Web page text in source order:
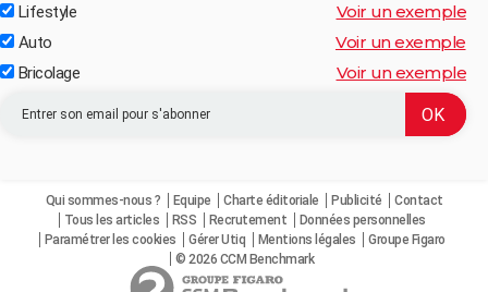
Lifestyle Voir un exemple
Auto Voir un exemple
Bricolage Voir un exemple
Qui sommes-nous ? Equipe Charte éditoriale Publicité
Contact
Tous les articles
RSS Recrutement
Données personnelles
Paramétrer les cookies
Gérer Utiq Mentions légales
Groupe Figaro
© 2026 CCM Benchmark